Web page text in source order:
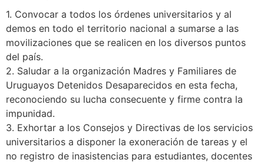
1. Convocar a todos los órdenes universitarios y al
demos en todo el territorio nacional a sumarse a las
movilizaciones que se realicen en los diversos puntos
del país.
2. Saludar a la organización Madres y Familiares de
Uruguayos Detenidos Desaparecidos en esta fecha,
reconociendo su lucha consecuente y firme contra la
impunidad.
3. Exhortar a los Consejos y Directivas de los servicios
universitarios a disponer la exoneración de tareas y el
no registro de inasistencias para estudiantes, docentes